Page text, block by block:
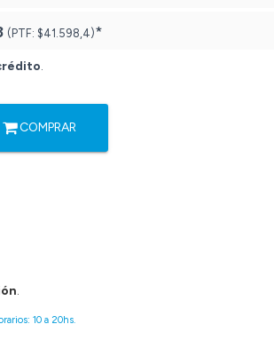
(PTF: $41.598,4)*
.
COMPRAR
.
10 a 20hs.